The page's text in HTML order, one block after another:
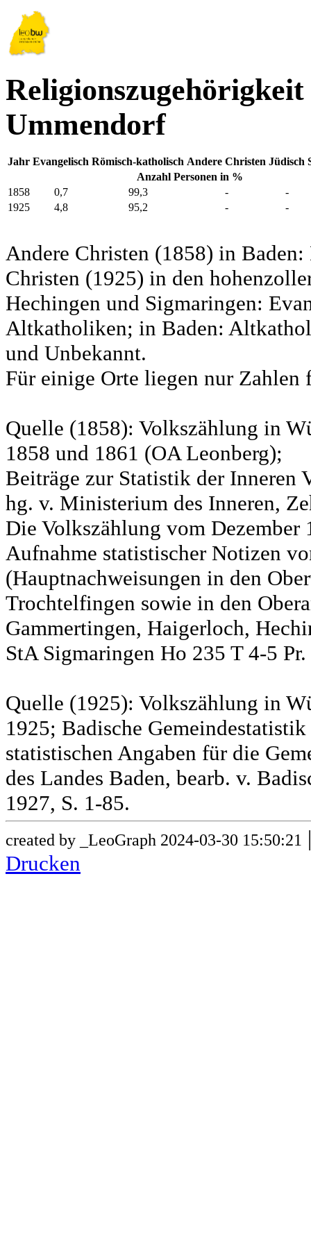
Religionszugehörigkeit
Ummendorf
Jahr Evangelisch Römisch-katholisch Andere Christen Jüdisch
Anzahl Personen in %
1858
0,7 99,3 -
-
1925
4,8 95,2 - -
Andere Christen (1858) in
Christen (1925) in den
Hechingen und Sigmaringen:
Altkatholiken; in Baden:
und Unbekannt.
Für einige Orte liegen nur Zahlen
Quelle (1858): Volkszählung in
1858 und 1861 (OA Leonberg);
Beiträge zur Statistik der Inneren
hg. v. Ministerium des Inneren,
Die Volkszählung vom
Aufnahme statistischer Notizen
(Hauptnachweisungen in den
Trochtelfingen sowie in den
Gammertingen, Haigerloch,
StA Sigmaringen Ho 235 T 4-5
Quelle (1925): Volkszählung in
1925; Badische
statistischen Angaben für die
des Landes Baden, bearb. v.
1927, S. 1-85.
created by _LeoGraph 2024-03-30 15:50:21
Drucken